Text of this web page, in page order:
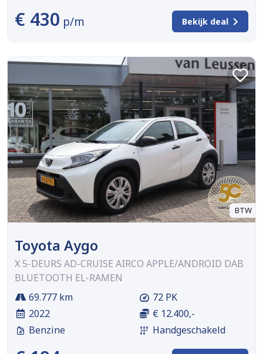
€ 430 p/m Bekijk deal
BTW
Toyota Aygo
X 5-DEURS AD-CRUISE AIRCO APPLE/ANDROID DAB
BLUETOOTH EL-RAMEN
69.777 km
2022
Benzine
72 PK
€ 12.400,-
Handgeschakeld